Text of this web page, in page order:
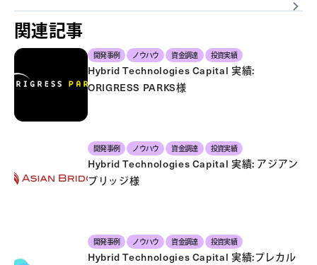
関連記事
開発事例 ノウハウ 資金調達 投資実績
Hybrid Technologies Capital 実績:
ORIGRESS PARKS様
開発事例 ノウハウ 資金調達 投資実績
Hybrid Technologies Capital 実績: アジアン
ブリッジ様
開発事例 ノウハウ 資金調達 投資実績
Hybrid Technologies Capital 実績:プレカル